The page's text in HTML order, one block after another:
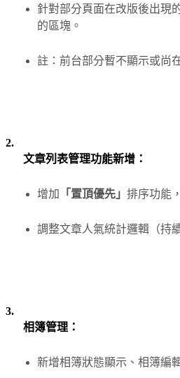
針對部分頁面在改版後出現
的區塊。
註：前台部分暫不顯示或尚
2.
文章列表管理功能新增：
增加 「置頂優先」 排序功能
調整文章人氣統計邏輯（持
3.
相簿管理：
新增相簿狀態顯示、相簿編